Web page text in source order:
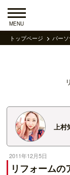
MENU
トップページ パー
上村
2011年12月5日
リフォーム